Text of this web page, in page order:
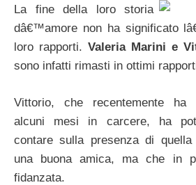
La fine della loro storia
dâ€™amore non ha significato
loro rapporti. Valeria Marini e
sono infatti rimasti in ottimi
Vittorio, che recentemente ha
alcuni mesi in carcere, ha
contare sulla presenza di
una buona amica, ma che in
fidanzata.